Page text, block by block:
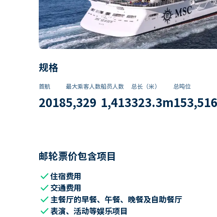
规格
首航
2018
最大乘客人数
5,329
船员人数
1,413
总长（米）
323.3m
总吨位
153,516
邮轮票价包含项目
check住宿费用
check 交通费用
check主餐厅的早餐、午餐、晚餐及自助餐厅
check表演、活动等娱乐项目